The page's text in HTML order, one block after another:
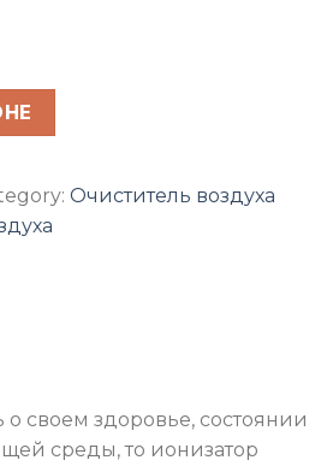
Очиститель воздуха
о своем здоровье, состоянии
среды, то ионизатор